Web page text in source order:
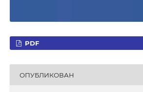
PDF
ОПУБЛИКОВАН